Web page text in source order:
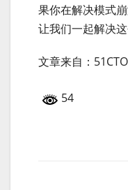
果你在解决模式
让我们一起解决这
文章来自：51CTO
54